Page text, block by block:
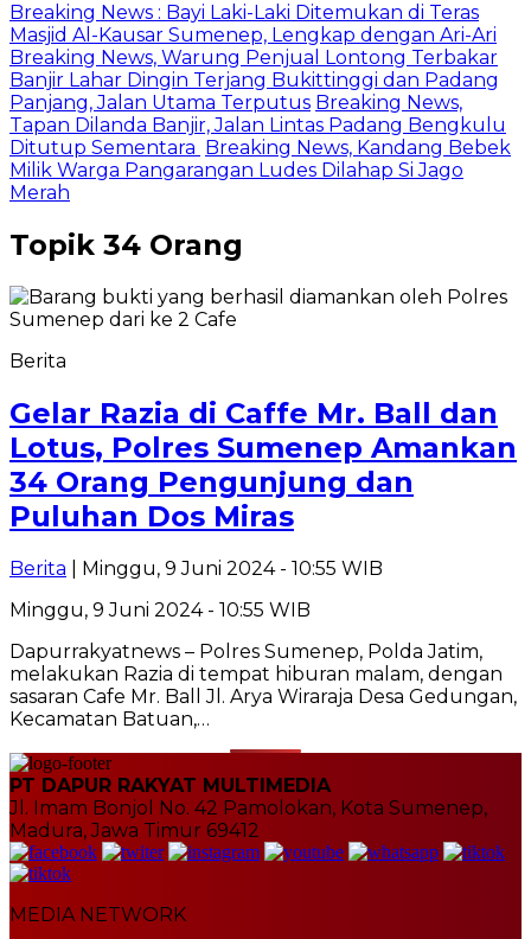
Breaking News : Bayi Laki-Laki Ditemukan di Teras
Masjid Al-Kausar Sumenep, Lengkap dengan Ari-Ari
Breaking News, Warung Penjual Lontong Terbakar
Banjir Lahar Dingin Terjang Bukittinggi dan Padang
Panjang, Jalan Utama Terputus Breaking News,
Tapan Dilanda Banjir, Jalan Lintas Padang Bengkulu
Ditutup Sementara Breaking News, Kandang Bebek
Milik Warga Pangarangan Ludes Dilahap Si Jago
Merah
Topik 34 Orang
Berita
Gelar Razia di Caffe Mr. Ball dan
Lotus, Polres Sumenep Amankan
34 Orang Pengunjung dan
Puluhan Dos Miras
Berita | Minggu, 9 Juni 2024 - 10:55 WIB
Minggu, 9 Juni 2024 - 10:55 WIB
Dapurrakyatnews – Polres Sumenep, Polda Jatim,
melakukan Razia di tempat hiburan malam, dengan
sasaran Cafe Mr. Ball Jl. Arya Wiraraja Desa Gedungan,
Kecamatan Batuan,…
PT DAPUR RAKYAT MULTIMEDIA
Jl. Imam Bonjol No. 42 Pamolokan, Kota Sumenep,
Madura, Jawa Timur 69412
MEDIA NETWORK